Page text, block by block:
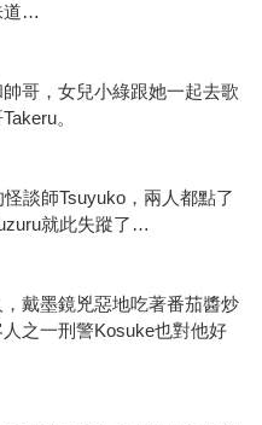
道…
哥，女兒小綠跟她一起去歌
。
談師Tsuyuko，兩人都點了
就此失蹤了…
戴墨鏡兇惡地吃著番茄醬炒
之一刑警Kosuke也對他好